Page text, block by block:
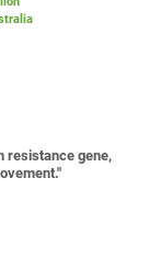
resistance gene,